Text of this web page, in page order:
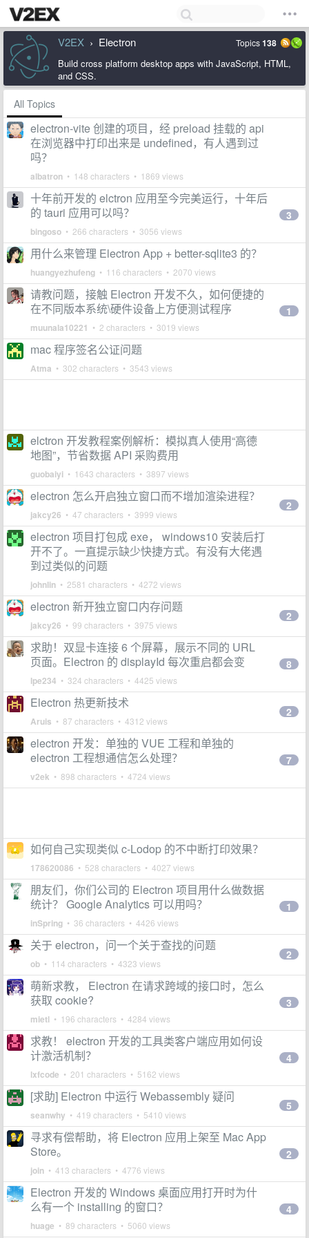
V2EX › Electron Topics138
Build cross platform desktop apps with JavaScript, HTML,
and CSS.
All Topics
electron-vite 创建的项目，经 preload 挂载的 api
在浏览器中打印出来是 undefined，有人遇到过
吗？
albatron • 148 characters • 1869 views
十年前开发的 elctron 应用至今完美运行，十年后
的 tauri 应用可以吗？
bingoso • 266 characters • 3056 views
3
用什么来管理 Electron App + better-sqlite3 的？
huangyezhufeng • 116 characters • 2070 views
请教问题，接触 Electron 开发不久，如何便捷的
在不同版本系统\硬件设备上方便测试程序
muunala10221 • 2 characters • 3019 views
1
mac 程序签名公证问题
Atma • 302 characters • 3543 views
elctron 开发教程案例解析：模拟真人使用“高德
地图”，节省数据 API 采购费用
guobaiyi • 1643 characters • 3897 views
electron 怎么开启独立窗口而不增加渲染进程？
jakcy26 • 47 characters • 3999 views
2
electron 项目打包成 exe， windows10 安装后打
开不了。一直提示缺少快捷方式。有没有大佬遇
到过类似的问题
johnlin • 2581 characters • 4272 views
electron 新开独立窗口内存问题
jakcy26 • 99 characters • 3975 views
2
求助！双显卡连接 6 个屏幕，展示不同的 URL
页面。Electron 的 displayId 每次重启都会变
lpe234 • 324 characters • 4425 views
8
Electron 热更新技术
Aruis • 87 characters • 4312 views
2
electron 开发：单独的 VUE 工程和单独的
electron 工程想通信怎么处理？
v2ek • 898 characters • 4724 views
7
如何自己实现类似 c-Lodop 的不中断打印效果？
178620086 • 528 characters • 4027 views
朋友们，你们公司的 Electron 项目用什么做数据
统计？ Google Analytics 可以用吗？
inSpring • 36 characters • 4426 views
1
关于 electron，问一个关于查找的问题
ob • 114 characters • 4323 views
2
萌新求教， Electron 在请求跨域的接口时，怎么
获取 cookie?
mietl • 196 characters • 4284 views
3
求教！ electron 开发的工具类客户端应用如何设
计激活机制？
lxfcode • 201 characters • 5162 views
4
[求助] Electron 中运行 Webassembly 疑问
seanwhy • 419 characters • 5410 views
5
寻求有偿帮助，将 Electron 应用上架至 Mac App
Store。
join • 413 characters • 4776 views
2
Electron 开发的 Windows 桌面应用打开时为什
么有一个 installing 的窗口？
huage • 89 characters • 5060 views
4